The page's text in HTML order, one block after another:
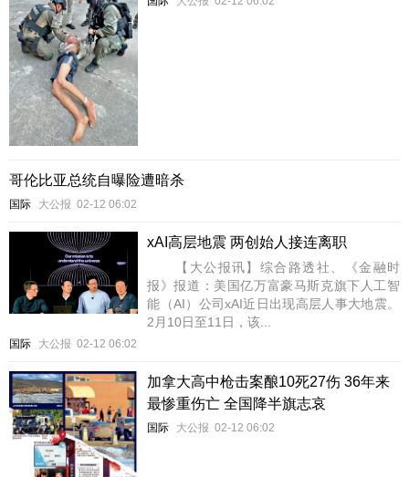
哥伦比亚总统自曝险遭暗杀
国际 大公报 02-12 06:02
xAI高层地震 两创始人接连离职
【大公报讯】综合路透社、《金融时
报》报道：美国亿万富豪马斯克旗下人工智
能（AI）公司xAI近日出现高层人事大地震。
2月10日至11日，该...
国际 大公报 02-12 06:02
加拿大高中枪击案酿10死27伤 36年来
最惨重伤亡 全国降半旗志哀
国际 大公报 02-12 06:02